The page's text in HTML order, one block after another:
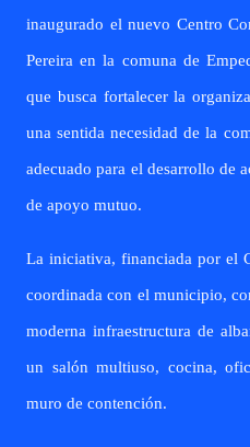
inaugurado el nuevo Centro
Pereira en la comuna de
que busca fortalecer la
una sentida necesidad de la
adecuado para el desarrollo de
de apoyo mutuo.
La iniciativa, financiada por el
coordinada con el municipio,
moderna infraestructura de
un salón multiuso, cocina,
muro de contención.